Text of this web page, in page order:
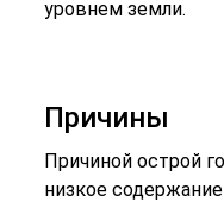
уровнем земли.
Причины
Причиной острой
низкое